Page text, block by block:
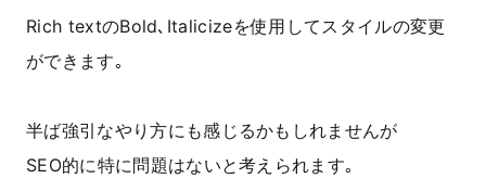
Rich textのBold､Italicizeを使用してスタイルの変更
ができます｡
半ば強引なやり方にも感じるかもしれませんが
SEO的に特に問題はないと考えられます｡